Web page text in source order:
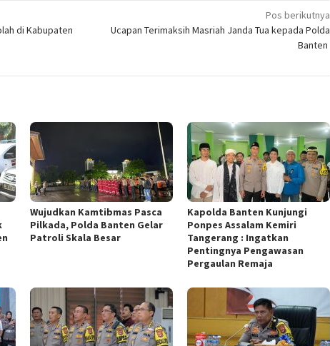
di Kabupaten
Pos berikutnya
Ucapan Terimaksih Masriah Janda Tua kepada Polda
Banten
Wujudkan Kamtibmas Pasca
Pilkada, Polda Banten Gelar
Patroli Skala Besar
Kapolda Banten Kunjungi
Ponpes Assalam Kemiri
Tangerang : Ingatkan
Pentingnya Pengawasan
Pergaulan Remaja